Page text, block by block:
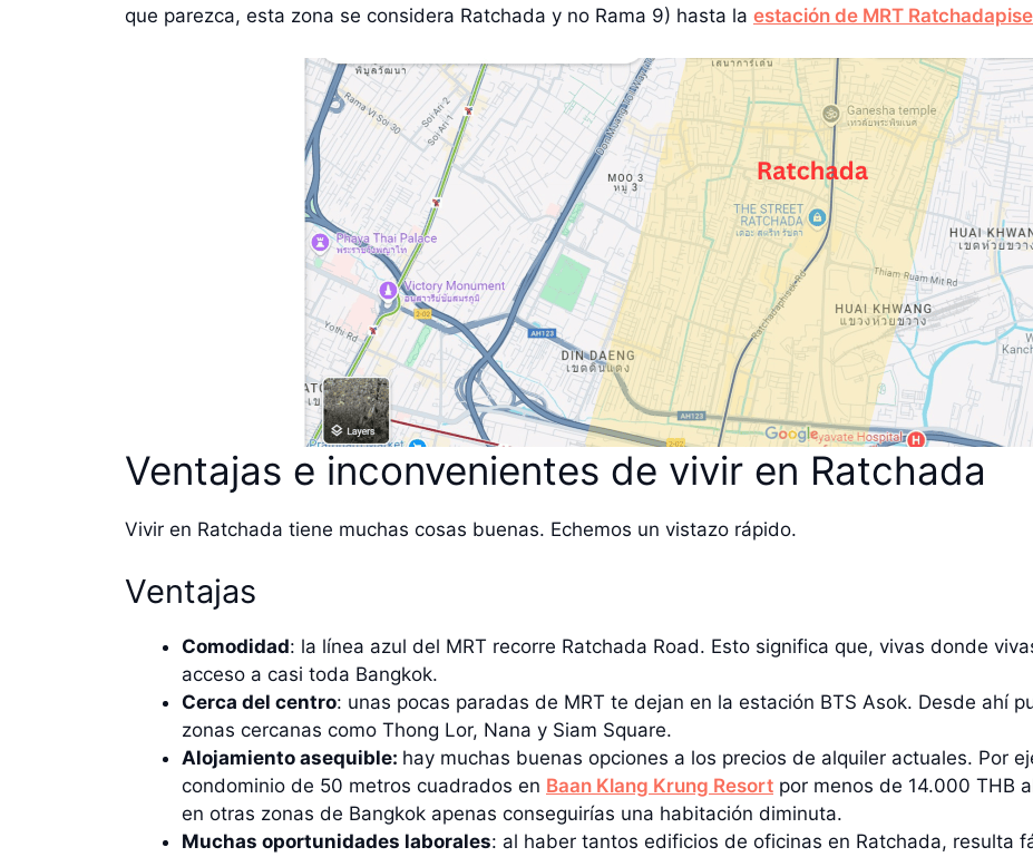
que parezca, esta zona se considera Ratchada y no Rama 9) hasta la estación de MRT
Ventajas e inconvenientes de vivir en Ratchada
Vivir en Ratchada tiene muchas cosas buenas. Echemos un vistazo rápido.
Ventajas
Comodidad: la línea azul del MRT recorre Ratchada Road. Esto significa que, vivas donde
acceso a casi toda Bangkok.
Cerca del centro: unas pocas paradas de MRT te dejan en la estación BTS Asok. Desde ahí
zonas cercanas como Thong Lor, Nana y Siam Square.
Alojamiento asequible: hay muchas buenas opciones a los precios de alquiler actuales. Por
condominio de 50 metros cuadrados en Baan Klang Krung Resort por menos de 14.000 THB
en otras zonas de Bangkok apenas conseguirías una habitación diminuta.
Muchas oportunidades laborales: al haber tantos edificios de oficinas en Ratchada, resulta